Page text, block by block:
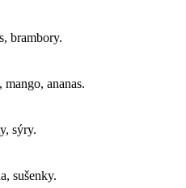
brambory.
ananas.
sýry.
sušenky.